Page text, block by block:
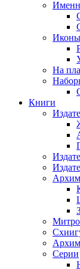
Иконы
На
Книги
Серии